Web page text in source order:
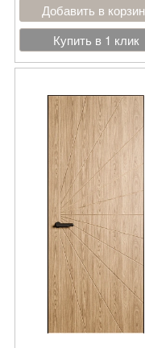
Добавить в
Купить в 1 клик